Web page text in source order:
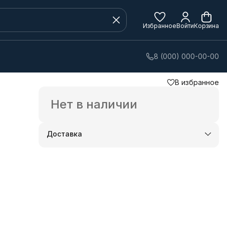
ИзбранноеВойтиКорзина
8 (000) 000-00-00
В избранное
Нет в наличии
Доставка